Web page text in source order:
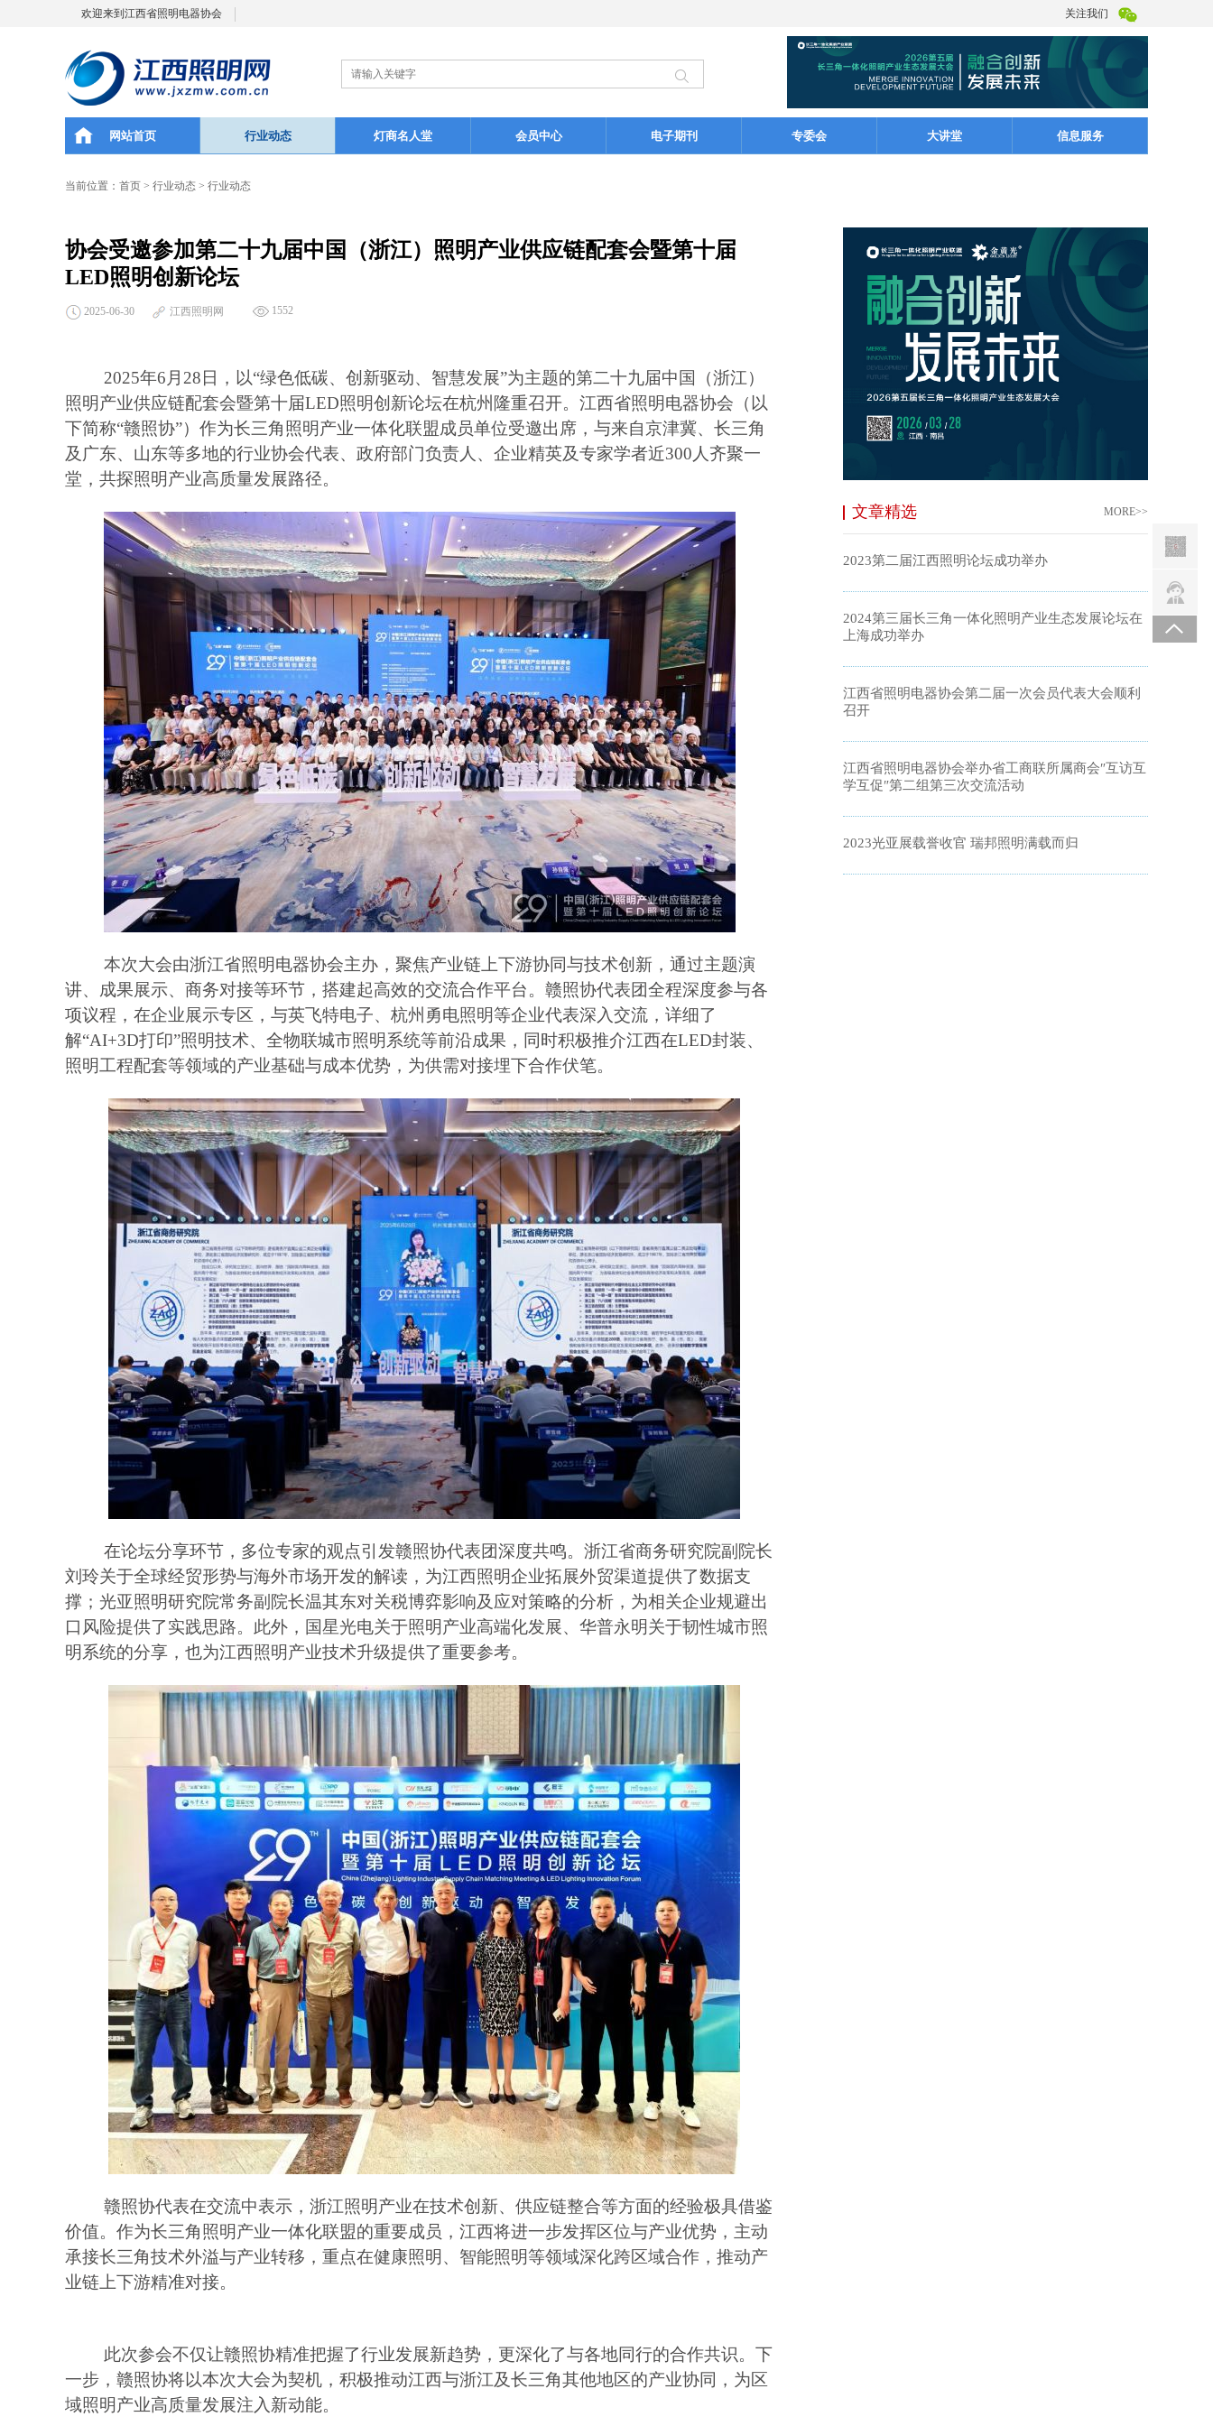
欢迎来到江西省照明电器协会 关注我们
网站首页 行业动态 灯商名人堂 会员中心 电子期刊 专委会 大讲堂 信息服务
当前位置： 首页 > 行业动态 > 行业动态
协会受邀参加第二十九届中国（浙江）照明产业供应链配套会暨第十届
LED照明创新论坛
2025-06-30 江西照明网 1552
2025年6月28日，以“绿色低碳、创新驱动、智慧发展”为主题的第二十九届中国（浙江）
照明产业供应链配套会暨第十届LED照明创新论坛在杭州隆重召开。江西省照明电器协会（以
下简称“赣照协”）作为长三角照明产业一体化联盟成员单位受邀出席，与来自京津冀、长三角
及广东、山东等多地的行业协会代表、政府部门负责人、企业精英及专家学者近300人齐聚一
堂，共探照明产业高质量发展路径。
本次大会由浙江省照明电器协会主办，聚焦产业链上下游协同与技术创新，通过主题演
讲、成果展示、商务对接等环节，搭建起高效的交流合作平台。赣照协代表团全程深度参与各
项议程，在企业展示专区，与英飞特电子、杭州勇电照明等企业代表深入交流，详细了
解“AI+3D打印”照明技术、全物联城市照明系统等前沿成果，同时积极推介江西在LED封装、
照明工程配套等领域的产业基础与成本优势，为供需对接埋下合作伏笔。
在论坛分享环节，多位专家的观点引发赣照协代表团深度共鸣。浙江省商务研究院副院长
刘玲关于全球经贸形势与海外市场开发的解读，为江西照明企业拓展外贸渠道提供了数据支
撑；光亚照明研究院常务副院长温其东对关税博弈影响及应对策略的分析，为相关企业规避出
口风险提供了实践思路。此外，国星光电关于照明产业高端化发展、华普永明关于韧性城市照
明系统的分享，也为江西照明产业技术升级提供了重要参考。
赣照协代表在交流中表示，浙江照明产业在技术创新、供应链整合等方面的经验极具借鉴
价值。作为长三角照明产业一体化联盟的重要成员，江西将进一步发挥区位与产业优势，主动
承接长三角技术外溢与产业转移，重点在健康照明、智能照明等领域深化跨区域合作，推动产
业链上下游精准对接。
此次参会不仅让赣照协精准把握了行业发展新趋势，更深化了与各地同行的合作共识。下
一步，赣照协将以本次大会为契机，积极推动江西与浙江及长三角其他地区的产业协同，为区
域照明产业高质量发展注入新动能。
文章精选 MORE>>
2023第二届江西照明论坛成功举办
2024第三届长三角一体化照明产业生态发展论坛在
上海成功举办
江西省照明电器协会第二届一次会员代表大会顺利
召开
江西省照明电器协会举办省工商联所属商会″互访互
学互促″第二组第三次交流活动
2023光亚展载誉收官 瑞邦照明满载而归